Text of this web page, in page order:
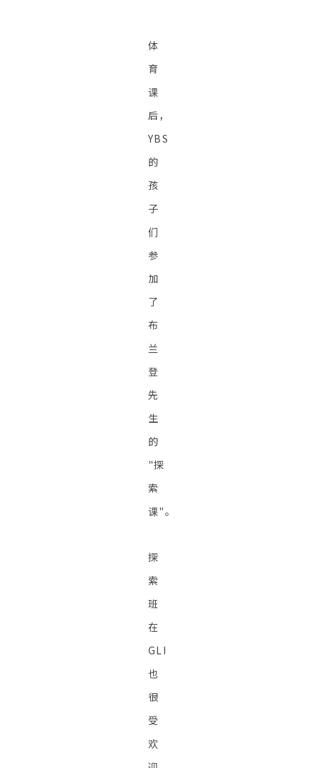
体
育
课
后，
YBS
的
孩
子
们
参
加
了
布
兰
登
先
生
的
"探
索
课"。
探
索
班
在
GLI
也
很
受
欢